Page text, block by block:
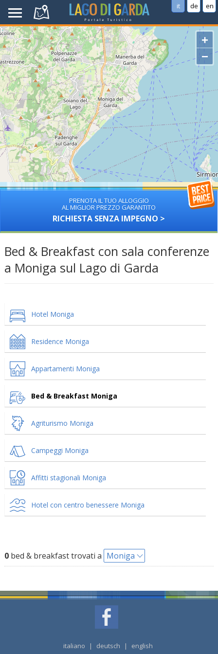
it de en
+
−
PRENOTA IL TUO ALLOGGIO
AL MIGLIOR PREZZO GARANTITO
RICHIESTA SENZA IMPEGNO >
Bed & Breakfast con sala conferenze
a Moniga sul Lago di Garda
Hotel Moniga
Residence Moniga
Appartamenti Moniga
Bed & Breakfast Moniga
Agriturismo Moniga
Campeggi Moniga
Affitti stagionali Moniga
Hotel con centro benessere Moniga
0bed & breakfast trovati a Moniga
italiano | deutsch | english